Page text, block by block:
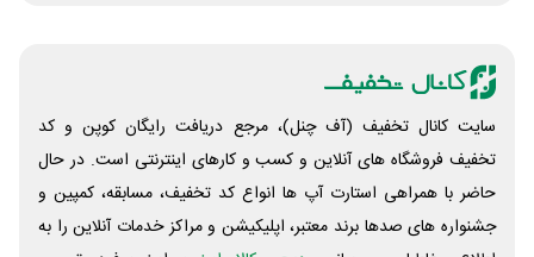
سایت کانال تخفیف (آف چنل)، مرجع دریافت رایگان کوپن و کد
تخفیف فروشگاه های آنلاین و کسب و‌ کارهای اینترنتی است. در حال
حاضر با همراهی استارت آپ ها انواع کد تخفیف، مسابقه، کمپین و
جشنواره های صدها برند معتبر، اپلیکیشن و مراکز خدمات آنلاین را به